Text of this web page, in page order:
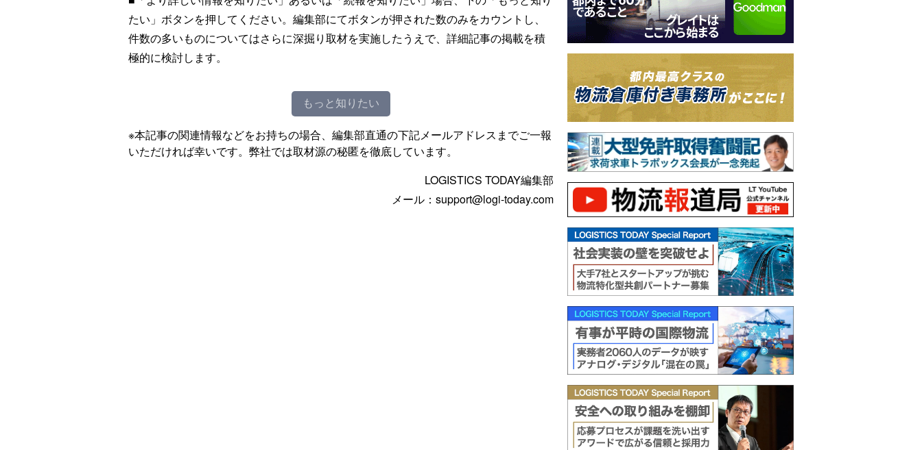
たい」ボタンを押してください。編集部にてボタンが押された数のみをカウントし、
件数の多いものについてはさらに深掘り取材を実施したうえで、詳細記事の掲載を積
極的に検討します。
もっと知りたい
※本記事の関連情報などをお持ちの場合、編集部直通の下記メールアドレスまでご一報
いただければ幸いです。弊社では取材源の秘匿を徹底しています。
LOGISTICS TODAY編集部
メール：support@logi-today.com